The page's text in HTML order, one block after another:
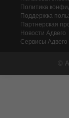
Политика
Поддержка
Партнерская
Новости Адвего
Сервисы Адвего
©